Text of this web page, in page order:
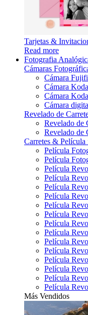
Tarjetas &
Read more
Fotografia
Cámaras
Cámara
Cámara
Cámara
Cámara
Revelado de
Revelado de
Revelado de
Carretes & Película
Película
Película
Película
Película
Película
Película
Película
Película
Película
Película
Película
Película
Película
Película
Película
Película
Más Vendidos